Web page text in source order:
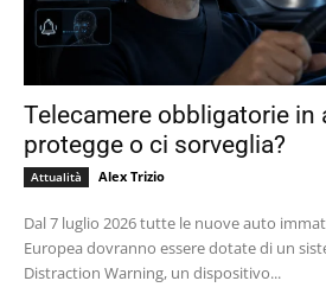
Telecamere obbligatorie in
protegge o ci sorveglia?
Attualità Alex Trizio
Dal 7 luglio 2026 tutte le nuove auto
Europea dovranno essere dotate di un
Distraction Warning, un dispositivo...